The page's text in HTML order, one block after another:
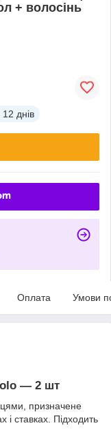
+ волосінь
12 днів
Оплата Умови
— 2 шт
призначене
і ставках. Підходить